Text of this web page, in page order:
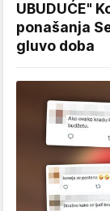
UBUDUĆE"
ponašanja
gluvo doba